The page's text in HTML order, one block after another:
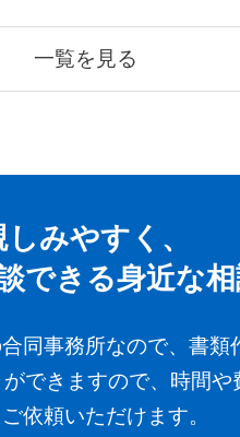
一覧を見る
しみやすく、
できる身近な
合同事務所なので、 書類
できますので、 時間や
依頼いただけます。